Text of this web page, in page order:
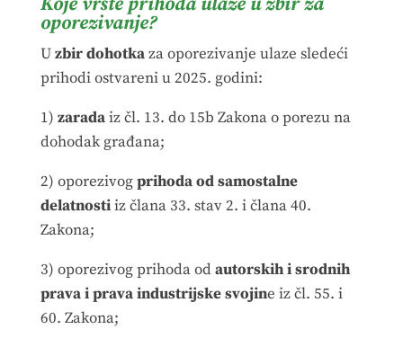
oporezivanje?
Uzbir dohotkaza oporezivanje ulaze sledeći
prihodi ostvareni u 2025. godini:
1) zaradaiz čl. 13. do 15b Zakona o porezu na
dohodak građana;
2) oporezivogprihoda od samostalne
delatnostiiz člana 33. stav 2. i člana 40.
Zakona;
3) oporezivog prihoda odautorskih i srodnih
prava i prava industrijske svojine iz čl. 55. i
60. Zakona;